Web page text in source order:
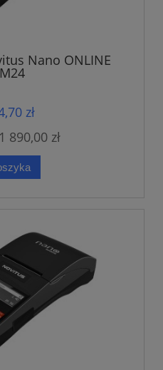
Nano ONLINE
zł
1 890,00 zł